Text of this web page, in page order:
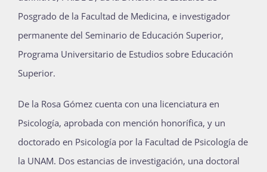
Posgrado de la Facultad de Medicina, e investigador
permanente del Seminario de Educación Superior,
Programa Universitario de Estudios sobre Educación
Superior.
De la Rosa Gómez cuenta con una licenciatura en
Psicología, aprobada con mención honorífica, y un
doctorado en Psicología por la Facultad de Psicología de
la UNAM. Dos estancias de investigación, una doctoral